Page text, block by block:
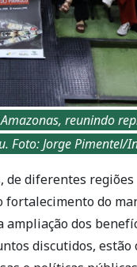
reunindo
Foto: Jorge Pimentel/
diferentes
fortalecimento do
dos
discutidos,